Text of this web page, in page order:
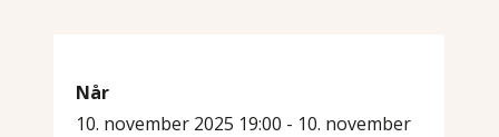
Når
10. november 2025 19:00 - 10. november